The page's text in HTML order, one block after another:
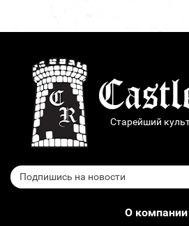
Старейший
О компании